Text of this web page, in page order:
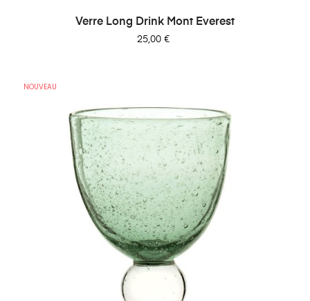
Verre Long Drink Mont Everest
Prix
25,00 €
NOUVEAU